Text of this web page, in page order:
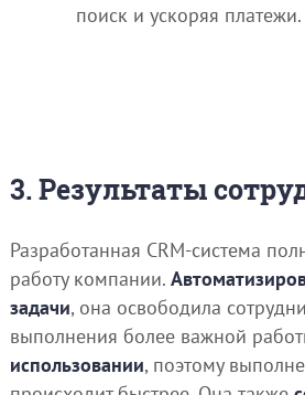
поиск и ускоряя платежи.
3. Результаты
Разработанная CRM-система
работу компании.
задачи, она освободила
выполнения более важной
использовании, поэтому